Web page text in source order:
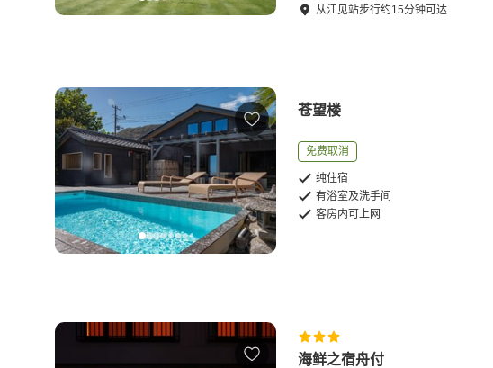
从江见站步行约15分钟可达
苍望楼
免费取消
纯住宿
有浴室及洗手间
客房内可上网
海鲜之宿舟付